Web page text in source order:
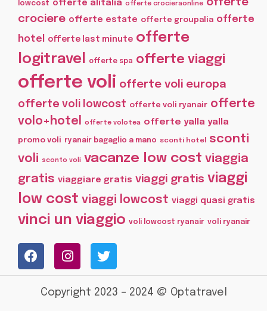
lowcost offerte alitalia offerte crocieraonline
crociere offerte estate offerte groupalia offerte
hotel
offerte last minute offerte
logitravel offerte spa offerte viaggi
offerte voli offerte voli europa
offerte voli lowcost offerte voli ryanair offerte
volo+hotel offerte volotea offerte yalla yalla
promo voli ryanair bagaglio a mano sconti hotel
sconti
voli
sconto voli vacanze low cost viaggia
gratis viaggiare gratis viaggi gratis viaggi
low cost viaggi lowcost viaggi quasi gratis
vinci un viaggio voli lowcost ryanair voli ryanair
Copyright 2023 – 2024 @ Optatravel